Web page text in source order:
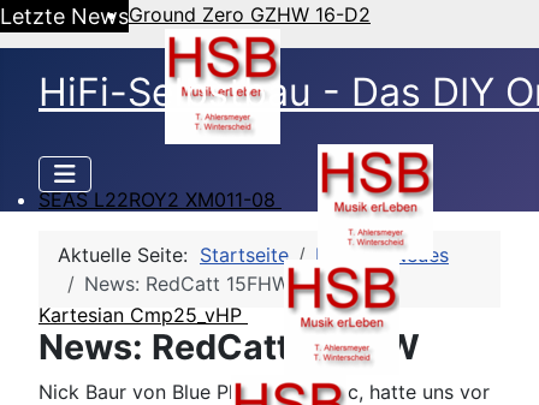
Letzte NewsGround Zero GZHW 16-D2
SEAS L22ROY2 XM011-08
Kartesian Cmp25_vHP
HiFi-Selbstbau - Das DIY
Aktuelle Seite: Startseite News
Neues
News: RedCatt 15FHW
News: RedCatt 15FHW
Nick Baur von Blue Planet Acoustic, hatte uns vor